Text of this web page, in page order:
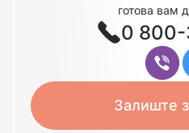
готова вам
0
Залиште